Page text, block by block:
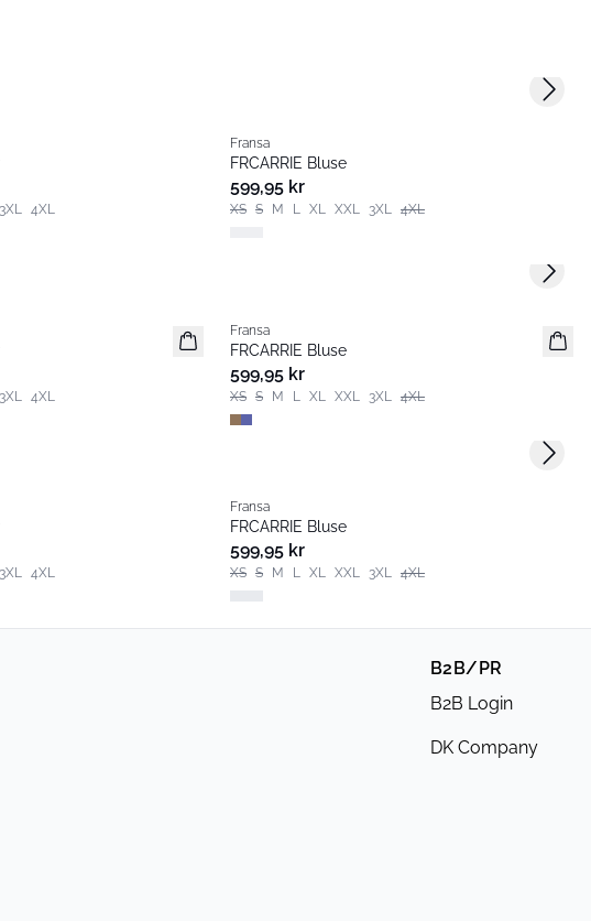
3XL 4XL
Nyhet
Fransa
FRCARRIE Bluse
599,95 kr
XS S M L XL XXL 3XL 4XL
Next
Nyhet
Populær
FRCARRIE Bluse
599,95 kr
XS S M
Next
FRCARRIE Bluse
599,95 kr
XS S M
Next
B2B/PR
B2B Login
DK Company